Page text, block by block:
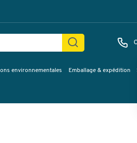
environnementales Emballage & expédition
Images Vidéos Vue